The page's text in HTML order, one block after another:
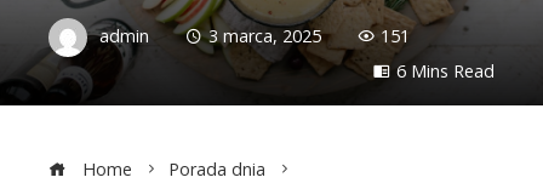
admin 3 marca, 2025
151
6 Mins Read
Home
Porada dnia